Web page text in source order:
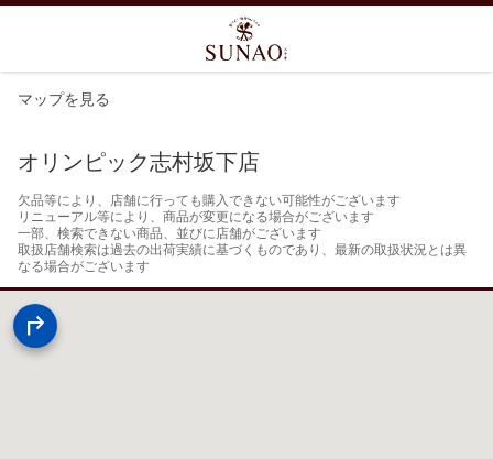
マップを見る
オリンピック志村坂下店
欠品等により、店舗に行っても購入できない可能性がございます
リニューアル等により、商品が変更になる場合がございます
一部、検索できない商品、並びに店舗がございます
取扱店舗検索は過去の出荷実績に基づくものであり、最新の取扱状況とは異
なる場合がございます